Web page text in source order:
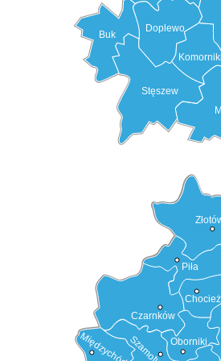
Stęszew
Komorniki
Doplewo
Buk
Międzychód Oborniki
Czarnków
Piła
Chocież